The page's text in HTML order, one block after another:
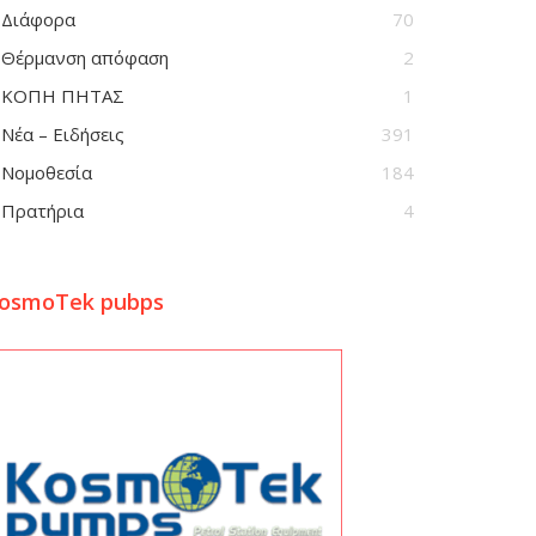
Διάφορα
70
Θέρμανση απόφαση
2
ΚΟΠΗ ΠΗΤΑΣ
1
Νέα – Ειδήσεις
391
Νομοθεσία
184
Πρατήρια
4
pubps